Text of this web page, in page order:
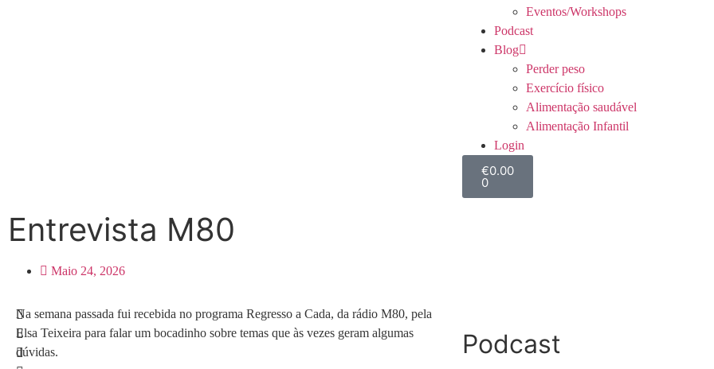
Eventos/Workshops
Podcast
Blog
Perder peso
Exercício físico
Alimentação saudável
Alimentação Infantil
Login
€0.00
0
Entrevista M80
Maio 24, 2026
Na semana passada fui recebida no programa Regresso a Cada, da rádio M80, pela
Elsa Teixeira para falar um bocadinho sobre temas que às vezes geram algumas
dúvidas.
Podcast